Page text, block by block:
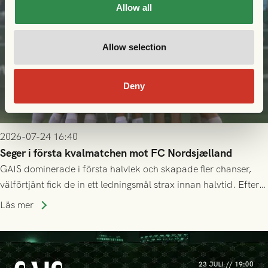
Allow all
Allow selection
Deny
2026-07-24 16:40
Seger i första kvalmatchen mot FC Nordsjælland
GAIS dominerade i första halvlek och skapade fler chanser,
välförtjänt fick de in ett ledningsmål strax innan halvtid. Efter
halvtidsvilan sjönk tempot när Nordsjälland tilläts ha mer av
seger! Matchfoto: Mikael Josefsson & Lasse Ekström
Läs mer